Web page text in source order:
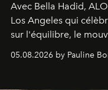
Avec Bella Hadid,
Los Angeles qui
sur l'équilibre, le
05.08.2026 by Pauline